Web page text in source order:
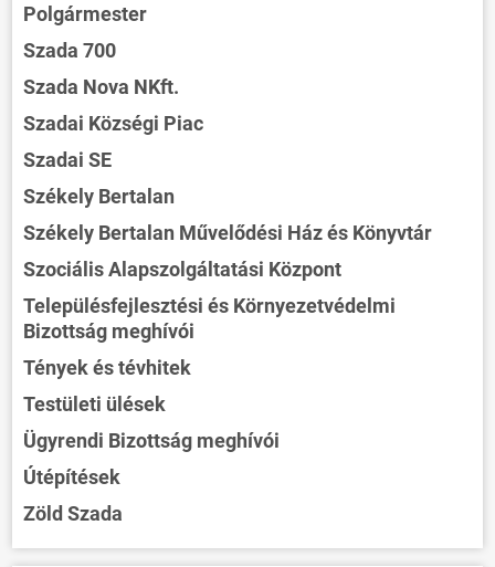
Polgármester
Szada 700
Szada Nova NKft.
Szadai Községi Piac
Szadai SE
Székely Bertalan
Székely Bertalan Művelődési Ház és Könyvtár
Szociális Alapszolgáltatási Központ
Településfejlesztési és Környezetvédelmi
Bizottság meghívói
Tények és tévhitek
Testületi ülések
Ügyrendi Bizottság meghívói
Útépítések
Zöld Szada